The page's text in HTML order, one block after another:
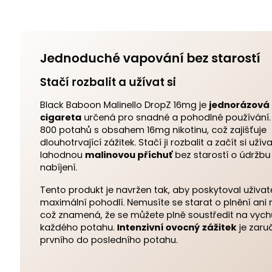
Jednoduché vapování bez starostí
Stačí rozbalit a užívat si
Black Baboon Malinello DropZ 16mg je jednorázová
cigareta určená pro snadné a pohodlné používání.
800 potahů s obsahem 16mg nikotinu, což zajišťuje
dlouhotrvající zážitek. Stačí ji rozbalit a začít si
lahodnou malinovou příchuťbez starostí o
nabíjení.
Tento produkt je navržen tak, aby poskytoval
maximální pohodlí. Nemusíte se starat o plnění ani
což znamená, že se můžete plně soustředit na
každého potahu. Intenzivní ovocný zážitek je
prvního do posledního potahu.